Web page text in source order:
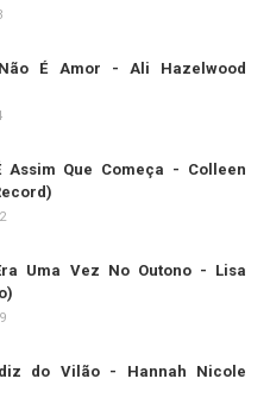
É Amor - Ali Hazelwood
Assim Que Começa - Colleen
Uma Vez No Outono - Lisa
do Vilão - Hannah Nicole